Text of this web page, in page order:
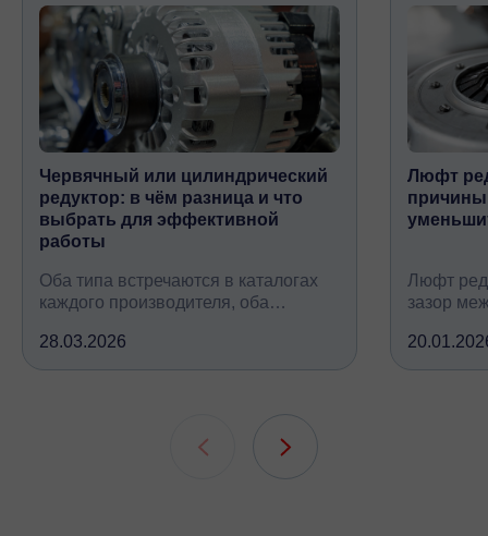
Червячный или цилиндрический
редуктор: в чём разница и что
выбрать для эффективной
работы
Оба типа встречаются в каталогах
каждого производителя, оба
крутящий момент, но устроены
принципиально по-разному, при
28.03.2026
Люфт
Люфт
зазор
всех